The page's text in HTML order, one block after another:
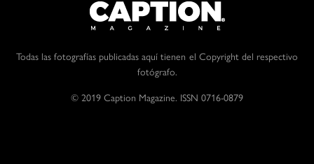
Todas las fotografías publicadas aquí tienen el Copyright del respectivo
fotógrafo.
© 2019 Caption Magazine. ISSN 0716-0879